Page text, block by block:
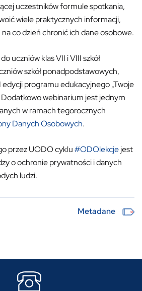
uczestników formule spotkania,
wiele praktycznych informacji,
co dzień chronić ich dane osobowe.
uczniów klas VII i VIII szkół
szkół ponadpodstawowych,
programu edukacyjnego „Twoje
Dodatkowo webinarium jest jednym
w ramach tegorocznych
Danych Osobowych.
przez UODO cyklu#ODOlekcjejest
o ochronie prywatności i danych
ludzi.
Metadane